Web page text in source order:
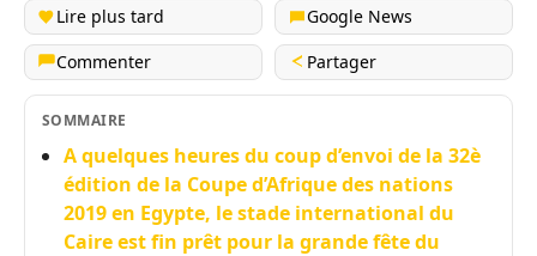
Lire plus tard
Google News
Commenter
Partager
SOMMAIRE
A quelques heures du coup d’envoi de la 32è
édition de la Coupe d’Afrique des nations
2019 en Egypte, le stade international du
Caire est fin prêt pour la grande fête du